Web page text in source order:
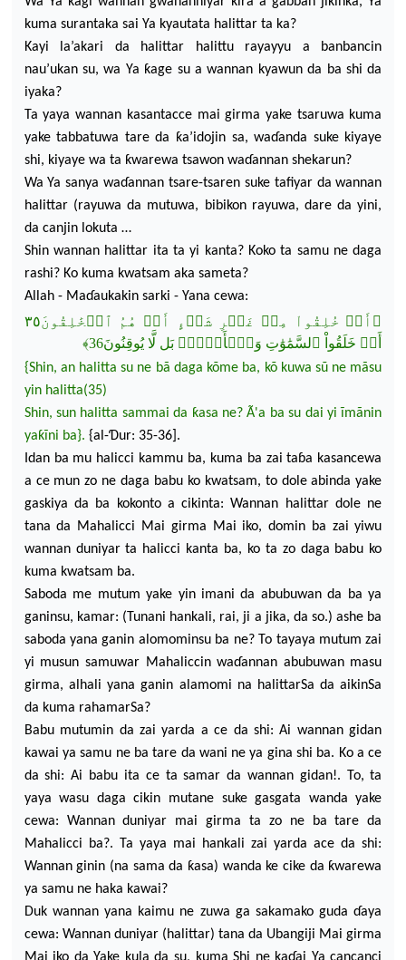
kuma surantaka sai Ya kyautata halittar ta ka?
Kayi la’akari da halittar halittu rayayyu a banbancin
nau’ukan su, wa Ya ƙage sua wannan kyawun da ba shi da
iyaka?
Ta yaya wannan kasantacce mai girma yake tsaruwa kuma
yake tabbatuwa tare da ƙa’idojin sa, waɗanda suke kiyaye
shi, kiyaye wa ta ƙwarewa tsawon waɗannan shekarun?
Wa Ya sanya waɗannan tsare-tsaren suke tafiyar da wannan
halittar (rayuwa da mutuwa, bibikon rayuwa, dare da yini,
da canjin lokuta …
Shin wannan halittar ita ta yi kanta? Koko ta samu ne daga
rashi? Ko kuma kwatsam aka sameta?
Allah - Maɗaukakin sarki - Yana cewa:
﴿‌أَمۡ خُلِقُواْ مِنۡ غَيۡرِ شَيۡءٍ أَمۡ هُمُ ٱلۡخَٰلِقُونَ٣٥
أَمۡ خَلَقُواْ ٱلسَّمَٰوَٰتِ وَٱلۡأَرۡضَۚ بَل لَّا يُوقِنُونَ36﴾
{Shin, an halitta su ne bã daga kõme ba, kõ kuwa sũ ne mãsu
yin halitta(35)
Shin, sun halitta sammai da ƙasa ne? Ã'a ba su dai yi ĩmãnin
yaƙĩni ba}. {al-Ɗur: 35-36] .
Idan ba mu halicci kammu ba, kuma ba zai taɓa kasancewa
a ce mun zo ne daga babu ko kwatsam, to dole abinda yake
gaskiya da ba kokonto a cikinta: Wannan halittar dole ne
tana da Mahalicci Mai girma Mai iko, domin ba zai yiwu
wannan duniyar ta halicci kanta ba, ko ta zo daga babu ko
kuma kwatsam ba.
Saboda me mutum yake yin imani da abubuwan da ba ya
ganinsu, kamar: (Tunani hankali, rai, ji a jika, da so.) ashe ba
saboda yana ganin alomominsu ba ne? To tayaya mutum zai
yi musun samuwar Mahaliccin waɗannan abubuwanmasu
girma, alhali yana ganin alamomi na halittarSa da aikinSa
da kuma rahamarSa?
Babu mutumin da zai yarda a ce da shi: Ai wannan gidan
kawai ya samu ne ba tare da wani ne ya ginashi ba. Ko a ce
da shi: Ai babu ita ce ta samar da wannan gidan!. To, ta
yaya wasu daga cikin mutane suke gasgata wanda yake
cewa: Wannan duniyar mai girma ta zo ne ba tare da
Mahalicci ba?. Ta yaya mai hankali zai yarda ace dashi:
Wannan ginin (na sama da ƙasa) wanda ke cike da ƙwarewa
ya samu ne haka kawai?
Duk wannan yana kaimu ne zuwa ga sakamako gudaɗaya
cewa: Wannan duniyar (halittar) tana da Ubangiji Mai girma